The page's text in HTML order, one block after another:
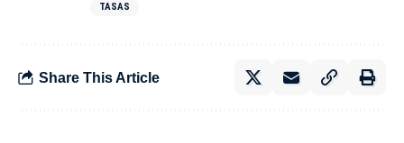
TASAS
Share This Article